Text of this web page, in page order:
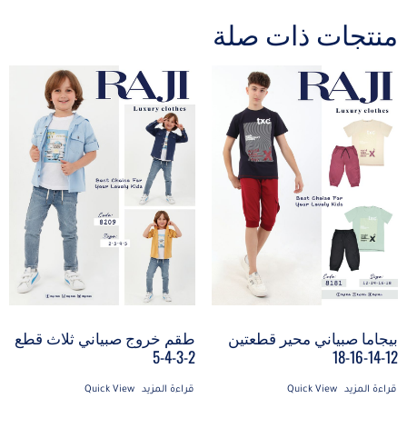
منتجات ذات صلة
بيجاما صبياني محير قطعتين
12-14-16-18
قراءة المزيد Quick View
طقم خروج صبياني ثلاث قطع
2-3-4-5
قراءة المزيد Quick View